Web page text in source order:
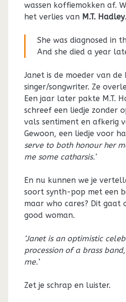
wassen koffiemokken af.
het verlies van M.T. Hadley.
She was diagnosed in
And she died a year
Janet is de moeder van de
singer/songwriter. Ze
Een jaar later pakte M.T.
schreef een liedje zonder
vals sentiment en afkerig
Gewoon, een liedje voor
serve to both honour her
me some catharsis.’
En nu kunnen we je
soort synth-pop met een
maar who cares? Dit gaat
good woman.
‘Janet is an optimistic
procession of a brass
me.’
Zet je schrap en luister.